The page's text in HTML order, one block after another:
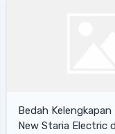
Bedah Kelengkapan
New Staria Electric